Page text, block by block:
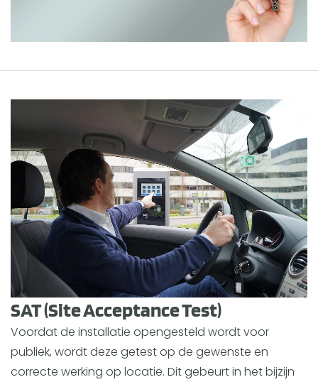
SAT (Site Acceptance Test)
Voordat de installatie opengesteld wordt voor
publiek, wordt deze getest op de gewenste en
correcte werking op locatie. Dit gebeurt in het bijzijn